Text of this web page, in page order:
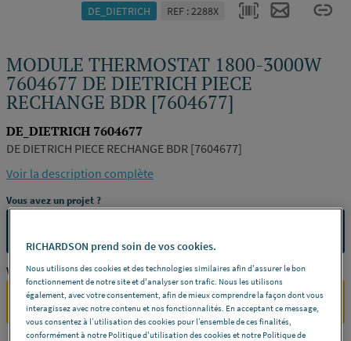
DE_DIETRICH REF : 2288X
MODULE THERMOSTAT 1800-3000W
7604677 DE DIETRICH PIECE
RECHANGE BDR [7604677]
DE_DIETRICH 7604677
DE DIETRICH PIECE RECHANGE BDR [7604677]
Voir la description complète
Vous avez un projet ?
Vous êtes un professionnel ?
SE CONNECTER
RICHARDSON prend soin de vos cookies.
Nous utilisons des cookies et des technologies similaires afin d'assurer le bon
fonctionnement de notre site et d'analyser son trafic. Nous les utilisons
également, avec votre consentement, afin de mieux comprendre la façon dont vous
interagissez avec notre contenu et nos fonctionnalités. En acceptant ce message,
vous consentez à l’utilisation des cookies pour l’ensemble de ces finalités,
conformément à notre Politique d'utilisation des cookies et notre Politique de